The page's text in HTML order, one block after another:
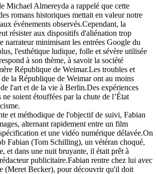
Michael Almereyda a rappelé que cette
romans historiques mettait en valeur notre
événements observés.Cependant, la
résister aux dispositifs d'aliénation trop
narrateur minimisant les entrées Google du
l'esthétique ludique, folle et sévère utilisée
à son thème, à savoir la société
République de Weimar.Les troubles et
la République de Weimar ont au moins
l'art et de la vie à Berlin.Des expériences
ne soient étouffées par la chute de l’État
et méthodique de l'objectif de suivi, Fabian
alternant rapidement entre un film
et une vidéo numérique délavée.On
Fabian (Tom Schilling), un vétéran choqué,
et dans une nuit bruyante, il était prêt à
publicitaire.Fabian rentre chez lui avec
(Meret Becker), pour découvrir qu'il doit